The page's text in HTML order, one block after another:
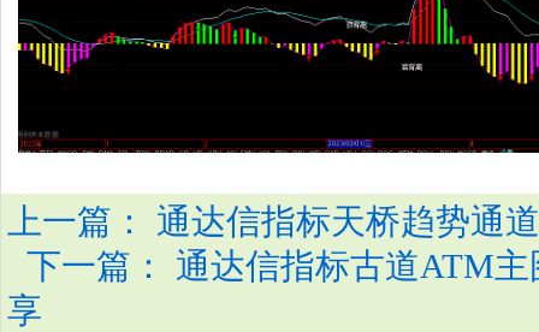
上一篇： 通达信指标天桥趋势通
下一篇： 通达信指标古道ATM
享